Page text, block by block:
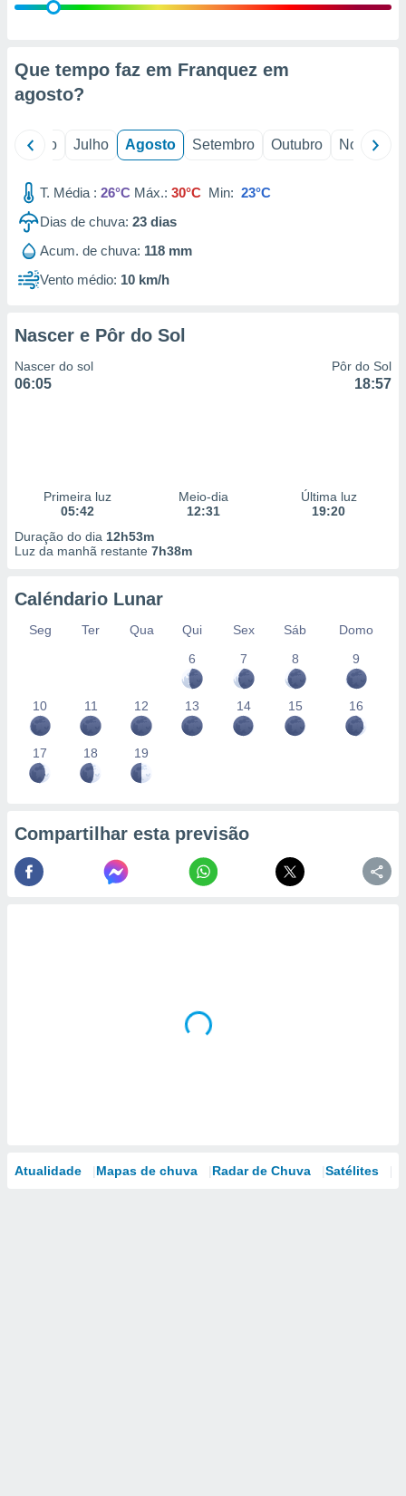
através
estudos
de
1199
Que tempo faz em Franquez em
agosto?
Junho Julho Agosto Setembro Outubro Novembro
T. Média : 26°C Máx.: 30°C Min: 23°C
Dias de chuva: 23 dias
Acum. de chuva: 118 mm
Vento médio: 10 km/h
Nascer e Pôr do Sol
Nascer do sol
06:05
Pôr do Sol
18:57
Primeira luz
05:42
Meio-dia
12:31
Última luz
19:20
Duração do dia 12h53m
Luz da manhã restante 7h38m
Caléndario Lunar
Seg Ter Qua Qui Sex Sáb
Domo
6
7 8 9
10 11 12 13 14 15 16
17 18 19
Compartilhar esta previsão
Atualidade Mapas de chuva Radar de Chuva Satélites